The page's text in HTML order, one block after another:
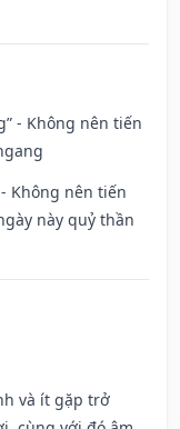
- Không nên tiến
Không nên tiến
này quỷ thần
và ít gặp trở